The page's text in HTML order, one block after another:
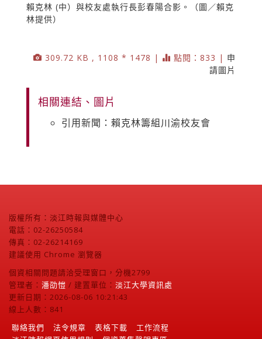
賴克林 (中）與校友處執行長彭春陽合影。（圖／賴克
林提供）
309.72 KB , 1108 * 1478 | 點閱：833 | 申
請圖片
相關連結、圖片
引用新聞：賴克林籌組川渝校友會
版權所有：淡江時報與媒體中心
電話：02-26250584
傳真：02-26214169
建議使用 Chrome 瀏覽器
個資相關問題請洽受理窗口，分機2799
管理者： 潘劭愷 / 建置單位： 淡江大學資訊處
更新日期：2026-08-06 10:21:43
線上人數：841
聯絡我們
法令規章 表格下載
工作流程